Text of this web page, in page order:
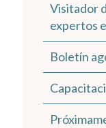
Visitador
expertos
Boletín